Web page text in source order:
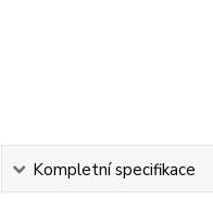
Kompletní specifikace